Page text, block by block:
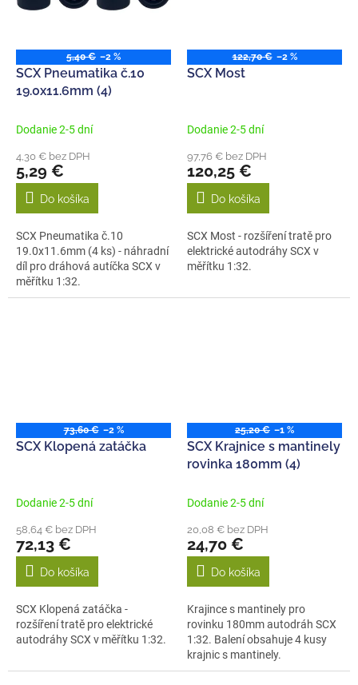
5,40 € –2 %
SCX Pneumatika č.10
19.0x11.6mm (4)
Dodanie 2-5 dní
4,30 € bez DPH
5,29 €
Do košíka
SCX Pneumatika č.10
19.0x11.6mm (4 ks) - náhradní
díl pro dráhová autíčka SCX v
měřítku 1:32.
122,70 € –2 %
SCX Most
Dodanie 2-5 dní
97,76 € bez DPH
120,25 €
Do košíka
SCX Most - rozšíření tratě pro
elektrické autodráhy SCX v
měřítku 1:32.
73,60 € –2 %
SCX Klopená zatáčka
Dodanie 2-5 dní
58,64 € bez DPH
72,13 €
Do košíka
SCX Klopená zatáčka -
rozšíření tratě pro elektrické
autodráhy SCX v měřítku 1:32.
25,20 € –1 %
SCX Krajnice s mantinely
rovinka 180mm (4)
Dodanie 2-5 dní
20,08 € bez DPH
24,70 €
Do košíka
Krajince s mantinely pro
rovinku 180mm autodráh SCX
1:32. Balení obsahuje 4 kusy
krajnic s mantinely.